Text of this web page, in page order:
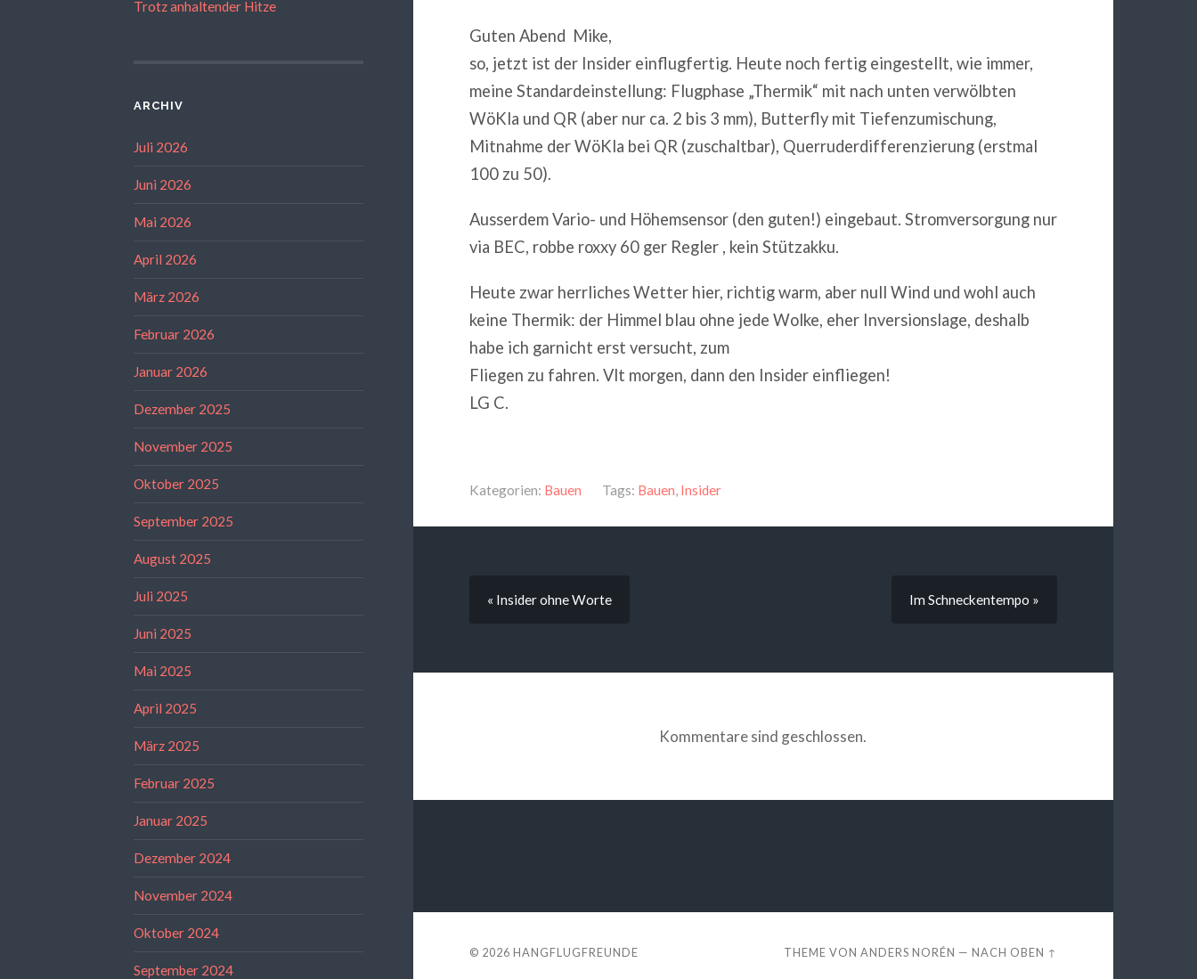
Trotz anhaltender Hitze
ARCHIV
Juli 2026
Juni 2026
Mai 2026
April 2026
März 2026
Februar 2026
Januar 2026
Dezember 2025
November 2025
Oktober 2025
September 2025
August 2025
Juli 2025
Juni 2025
Mai 2025
April 2025
März 2025
Februar 2025
Januar 2025
Dezember 2024
November 2024
Oktober 2024
September 2024
Guten Abend Mike,
so, jetzt ist der Insider einflugfertig. Heute noch fertig eingestellt, wie immer,
meine Standardeinstellung: Flugphase „Thermik“ mit nach unten verwölbten
WöKla und QR (aber nur ca. 2 bis 3 mm), Butterfly mit Tiefenzumischung,
Mitnahme der WöKla bei QR (zuschaltbar), Querruderdifferenzierung (erstmal
100 zu 50).
Ausserdem Vario- und Höhemsensor (den guten!) eingebaut. Stromversorgung nur
via BEC, robbe roxxy 60 ger Regler , kein Stützakku.
Heute zwar herrliches Wetter hier, richtig warm, aber null Wind und wohl auch
keine Thermik: der Himmel blau ohne jede Wolke, eher Inversionslage, deshalb
habe ich garnicht erst versucht, zum
Fliegen zu fahren. Vlt morgen, dann den Insider einfliegen!
LG C.
Kategorien: Bauen Tags: Bauen, Insider
« Insider ohne Worte Im Schneckentempo »
Kommentare sind geschlossen.
© 2026 HANGFLUGFREUNDE THEME VONANDERS NORÉN —NACH OBEN ↑